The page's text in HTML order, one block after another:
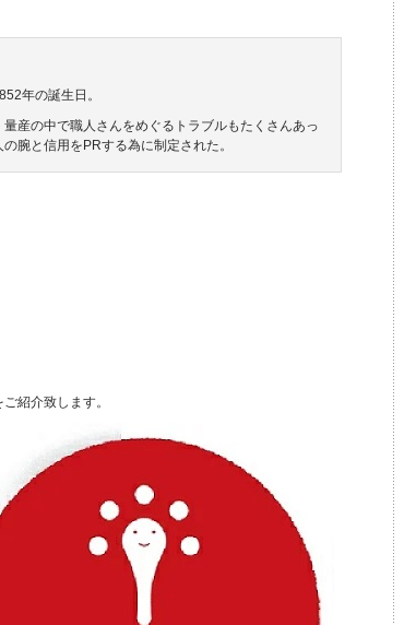
年の誕生日。
産の中で職人さんをめぐるトラブルもたくさんあっ
腕と信用をPRする為に制定された。
紹介致します。